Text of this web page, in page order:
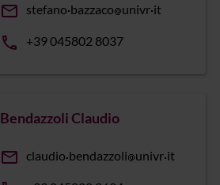
email stefano bazzaco univr it
phone +39 045802 8037
Bendazzoli Claudio
email claudio bendazzoli univr it